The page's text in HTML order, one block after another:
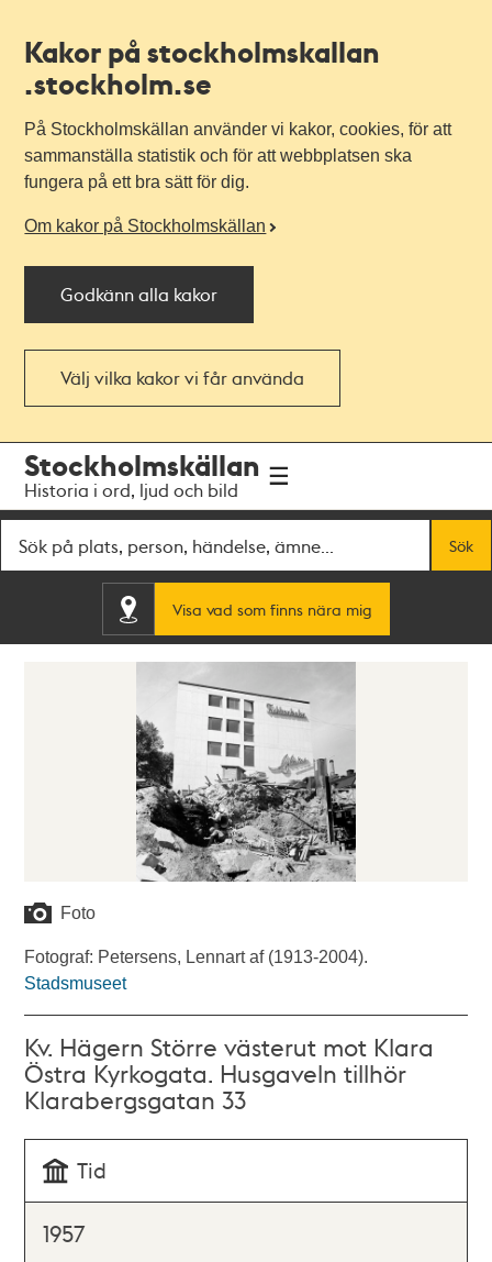
Kakor på stockholmskallan
.stockholm.se
På Stockholmskällan använder vi kakor, cookies, för att
sammanställa statistik och för att webbplatsen ska
fungera på ett bra sätt för dig.
Om kakor på Stockholmskällan
Godkänn alla kakor
Välj vilka kakor vi får använda
navigationen
huvudinnehållet
Stockholmskällan
Historia i ord, ljud och bild
Sök
Visa vad som finns nära mig
Foto
Fotograf: Petersens, Lennart af (1913-2004).
Stadsmuseet
Kv. Hägern Större västerut mot Klara
Östra Kyrkogata. Husgaveln tillhör
Klarabergsgatan 33
Tid
1957